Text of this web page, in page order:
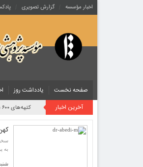
اخبار مؤسسه گزارش تصویری
صفحه نخست یادداشت روز
آخرین اخبار
کتیبه‌های ۶۰۰ ساله فارسی در هندوستان
به
شنبه ۱۳ آبان